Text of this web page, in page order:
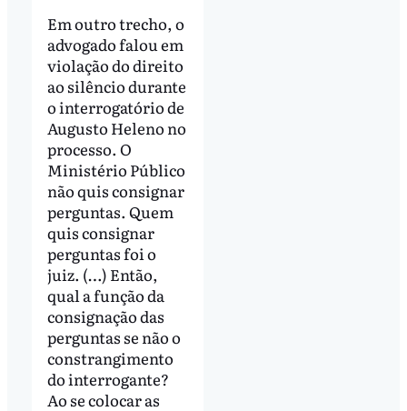
Em outro trecho, o
advogado falou em
violação do direito
ao silêncio durante
o interrogatório de
Augusto Heleno no
processo. O
Ministério Público
não quis consignar
perguntas. Quem
quis consignar
perguntas foi o
juiz. (…) Então,
qual a função da
consignação das
perguntas se não o
constrangimento
do interrogante?
Ao se colocar as